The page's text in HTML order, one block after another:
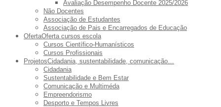
Avaliação Desempenho Docente 2025/2026
Não Docentes
Associação de Estudantes
Associação de Pais e Encarregados de Educação
OfertaOferta cursos escola
Cursos Científico-Humanísticos
Cursos Profissionais
ProjetosCidadania, sustentabilidade, comunicação…
Cidadania
Sustentabilidade e Bem Estar
Comunicação e Multiméda
Empreendorismo
Desporto e Tempos Livres